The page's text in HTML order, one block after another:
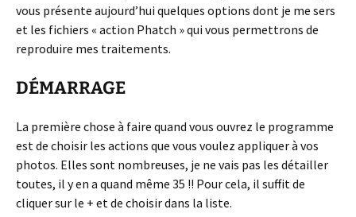
vous présente aujourd’hui quelques options dont je me sers
et les fichiers « action Phatch » qui vous permettrons de
reproduire mes traitements.
DÉMARRAGE
La première chose à faire quand vous ouvrez le programme
est de choisir les actions que vous voulez appliquer à vos
photos. Elles sont nombreuses, je ne vais pas les détailler
toutes, il y en a quand même 35 !! Pour cela, il suffit de
cliquer sur le + et de choisir dans la liste.